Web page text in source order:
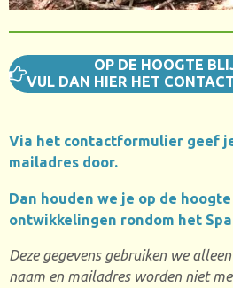
OP DE HOOGTE
VUL DAN HIER HET
Via het contactformulier geef
mailadres door.
Dan houden we je op de
ontwikkelingen rondom het
Deze gegevens gebruiken we
naam en mailadres worden niet